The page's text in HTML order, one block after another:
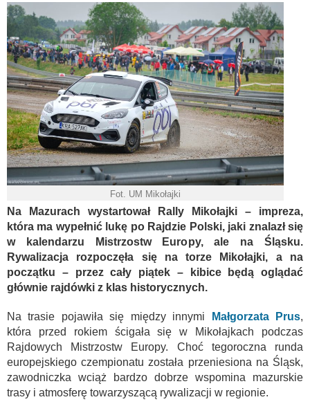
Fot. UM Mikołajki
Na Mazurach wystartował Rally Mikołajki – impreza,
która ma wypełnić lukę po Rajdzie Polski, jaki znalazł się
w kalendarzu Mistrzostw Europy, ale na Śląsku.
Rywalizacja rozpoczęła się na torze Mikołajki, a na
początku – przez cały piątek – kibice będą oglądać
głównie rajdówki z klas historycznych.
Na trasie pojawiła się między innymi Małgorzata Prus,
która przed rokiem ścigała się w Mikołajkach podczas
Rajdowych Mistrzostw Europy. Choć tegoroczna runda
europejskiego czempionatu została przeniesiona na Śląsk,
zawodniczka wciąż bardzo dobrze wspomina mazurskie
trasy i atmosferę towarzyszącą rywalizacji w regionie.